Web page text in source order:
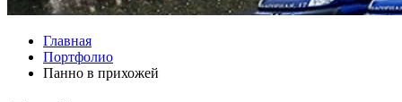
Главная
Портфолио
Панно в прихожей